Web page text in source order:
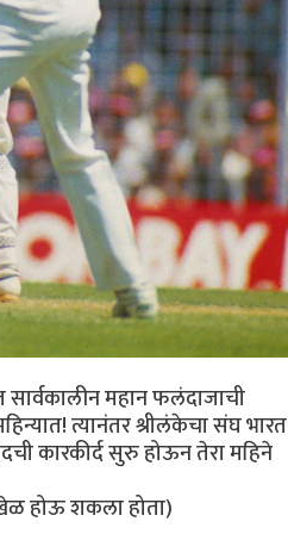
महान फलंदाजाची
त्यानंतर श्रीलंकेचा संघ भारत
कारकीर्द सुरु होऊन तेरा महिने
होऊ शकला होता)